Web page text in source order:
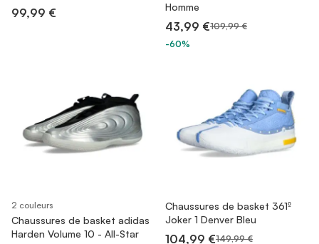
99,99 €
Homme
43,99 €109,99 €
-60%
2 couleurs
Chaussures de basket adidas
Harden Volume 10 - All-Star
Chaussures de basket 361º
Joker 1 Denver Bleu
104,99 €149,99 €